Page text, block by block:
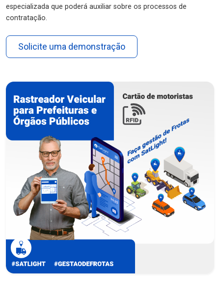
especializada que poderá auxiliar sobre os processos de
contratação.
Solicite uma demonstração